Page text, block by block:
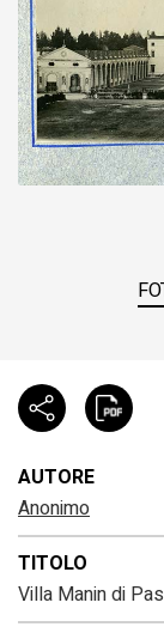
AUTORE
Anonimo
TITOLO
Villa Manin di